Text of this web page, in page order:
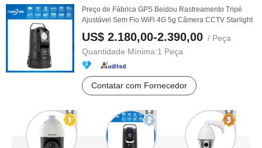
Preço de Fábrica GPS Beidou Rastreamento Tripé
Ajustável Sem Fio WiFi 4G 5g Câmera CCTV Starlight
US$ 2.180,00-2.390,00 / Peça
Quantidade Mínima:1 Peça
Contatar com Fornecedor